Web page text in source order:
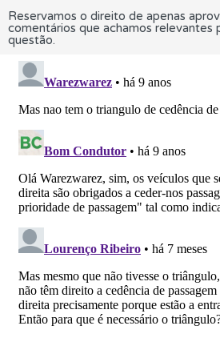
Reservamos o direito de apenas
comentários que achamos relevantes
questão.